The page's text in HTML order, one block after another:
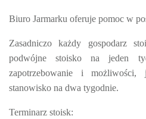
Biuro Jarmarku oferuje pomoc w
Zasadniczo każdy gospodarz
podwójne stoisko na jeden
zapotrzebowanie i możliwości,
stanowisko na dwa tygodnie.
Terminarz stoisk: